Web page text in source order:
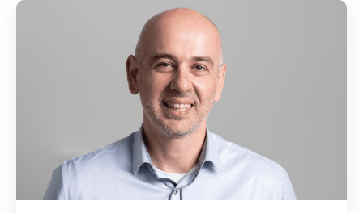
Lees
teamleider
Overheid
en